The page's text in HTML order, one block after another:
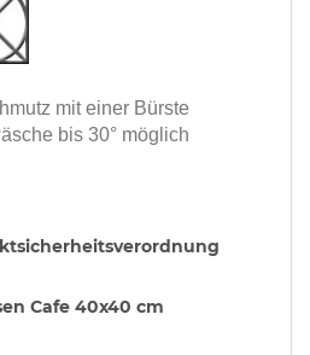
mit einer Bürste
bis 30° möglich
Cafe 40x40 cm